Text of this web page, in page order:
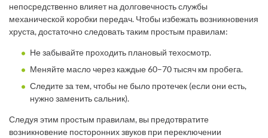
непосредственно влияет на долговечность службы
механической коробки передач. Чтобы избежать возникновения
хруста, достаточно следовать таким простым правилам:
Не забывайте проходить плановый техосмотр.
Меняйте масло через каждые 60–70 тысяч км пробега.
Следите за тем, чтобы не было протечек (если они есть,
нужно заменить сальник).
Следуя этим простым правилам, вы предотвратите
возникновение посторонних звуков при переключении